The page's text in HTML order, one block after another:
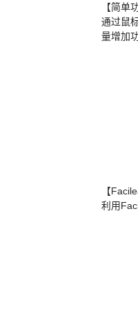
【简单
通过鼠
量增加
【
利用